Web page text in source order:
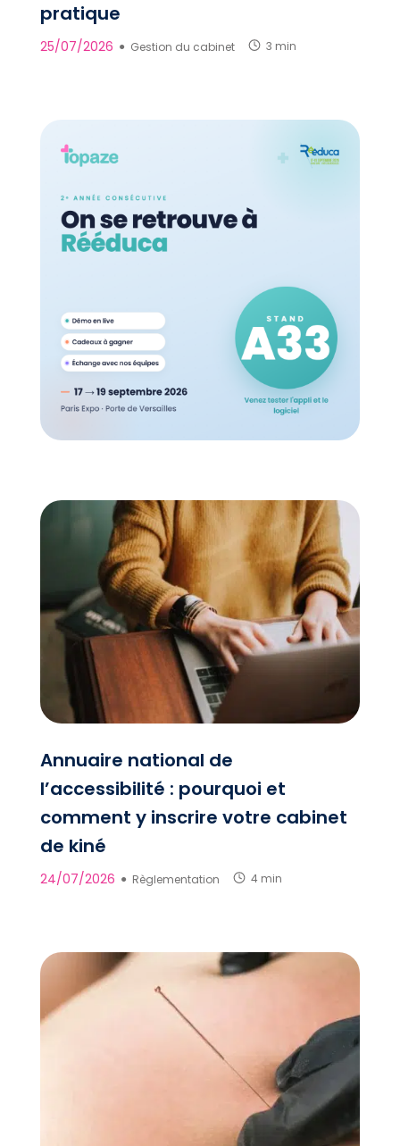
pratique
25/07/2026 ● Gestion du cabinet 3 min
Annuaire national de
l’accessibilité : pourquoi et
comment y inscrire votre cabinet
de kiné
24/07/2026 ● Règlementation 4 min